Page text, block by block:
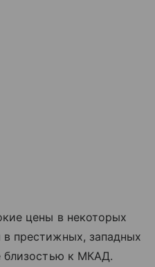
цены в некоторых
престижных, западных
близостью к МКАД.